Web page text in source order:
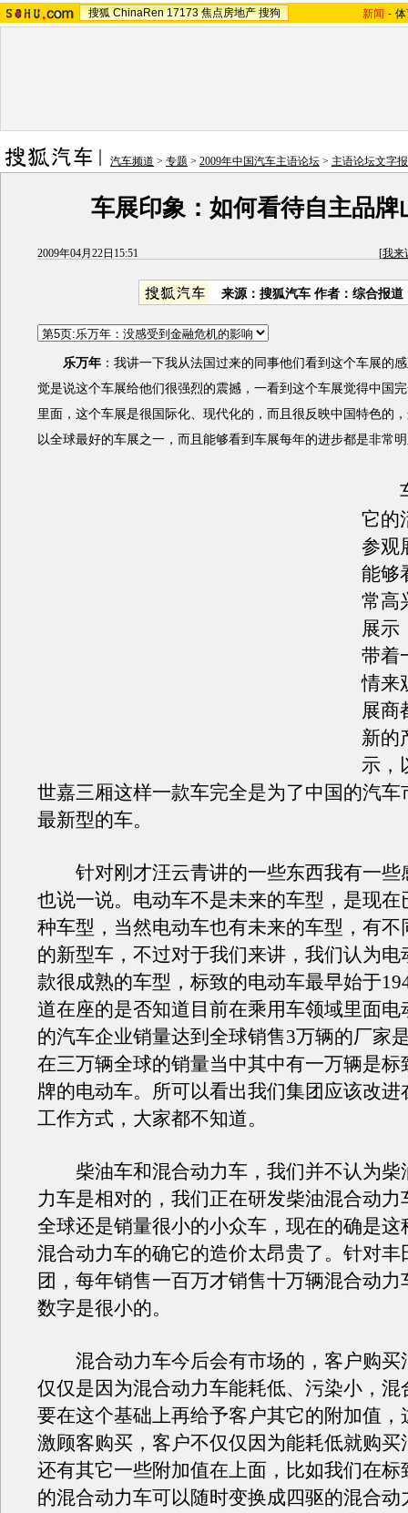
搜狐 ChinaRen 17173 焦点房地产 搜狗 新闻 -
汽车频道 > 专题 > 2009年中国汽车主语论坛 > 主语论坛文字
车展印象：如何看待自主品牌
2009年04月22日15:51 [我来
来源： 搜狐汽车 作者：综合报道
乐万年 ：我讲一下我从法国过来的同事他们看到这个车展的
觉是说这个车展给他们很强烈的震撼，一看到这个车展觉得中国
里面，这个车展是很国际化、现代化的，而且很反映中国特色的
以全球最好的车展之一，而且能够看到车展每年的进步都是非常
车
它的
参观
能够
常高
展示
带着
情来
展商
新的
示，
世嘉三厢这样一款车完全是为了中国的汽车
最新型的车。
针对刚才汪云青讲的一些东西我有一些
也说一说。电动车不是未来的车型，是现在
种车型，当然电动车也有未来的车型，有不
的新型车，不过对于我们来讲，我们认为电
款很成熟的车型，标致的电动车最早始于
道在座的是否知道目前在乘用车领域里面电
的汽车企业销量达到全球销售3万辆的厂家
在三万辆全球的销量当中其中有一万辆是标
牌的电动车。所可以看出我们集团应该改进
工作方式，大家都不知道。
柴油车和混合动力车，我们并不认为柴
力车是相对的，我们正在研发柴油混合动力
全球还是销量很小的小众车，现在的确是这
混合动力车的确它的造价太昂贵了。针对丰
团，每年销售一百万才销售十万辆混合动力
数字是很小的。
混合动力车今后会有市场的，客户购买
仅仅是因为混合动力车能耗低、污染小，混
要在这个基础上再给予客户其它的附加值，
激顾客购买，客户不仅仅因为能耗低就购买
还有其它一些附加值在上面，比如我们在标
的混合动力车可以随时变换成四驱的混合动